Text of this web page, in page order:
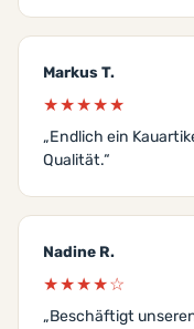
Markus T.
★★★★★
„Endlich ein
Qualität.“
Nadine R.
★★★★☆
„Beschäftigt